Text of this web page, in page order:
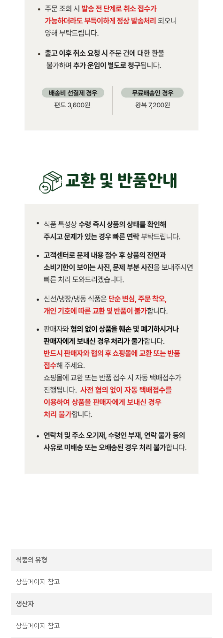
식품의 유형
상품페이지 참고
생산자
상품페이지 참고